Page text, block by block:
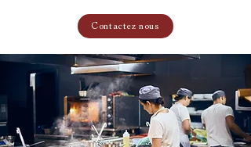
Contactez nous